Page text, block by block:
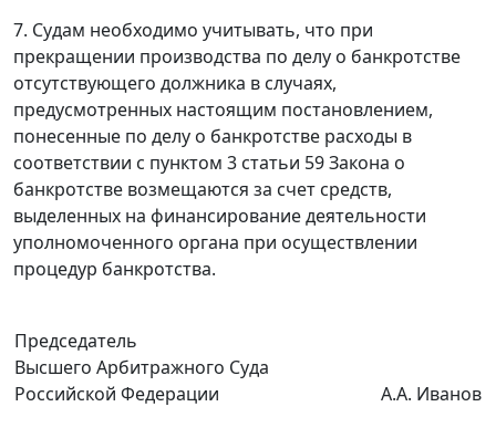
7. Судам необходимо учитывать, что при
прекращении производства по делу о банкротстве
отсутствующего должника в случаях,
предусмотренных настоящим постановлением,
понесенные по делу о банкротстве расходы в
соответствии с пунктом 3 статьи 59Закона о
банкротстве возмещаются за счет средств,
выделенных на финансирование деятельности
уполномоченного органа при осуществлении
процедур банкротства.
Председатель
Высшего Арбитражного Суда
Российской Федерации
А.А. Иванов